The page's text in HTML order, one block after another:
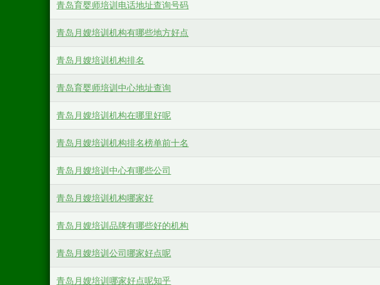
青岛育婴师培训电话地址查询号码
青岛月嫂培训机构有哪些地方好点
青岛月嫂培训机构排名
青岛育婴师培训中心地址查询
青岛月嫂培训机构在哪里好呢
青岛月嫂培训机构排名榜单前十名
青岛月嫂培训中心有哪些公司
青岛月嫂培训机构哪家好
青岛月嫂培训品牌有哪些好的机构
青岛月嫂培训公司哪家好点呢
青岛月嫂培训哪家好点呢知乎